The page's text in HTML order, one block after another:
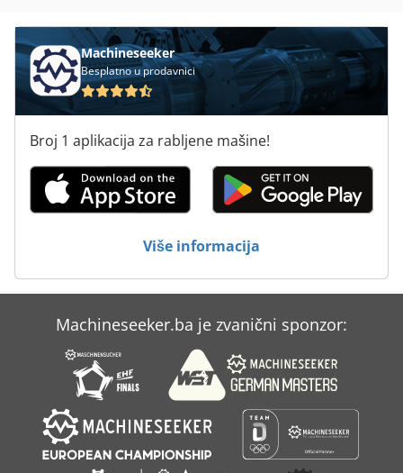
Machineseeker
Besplatno u prodavnici
Broj 1 aplikacija za rabljene mašine!
Više informacija
Machineseeker.ba je zvanični sponzor: